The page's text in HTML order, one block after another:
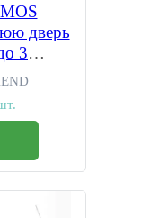
дверь
3